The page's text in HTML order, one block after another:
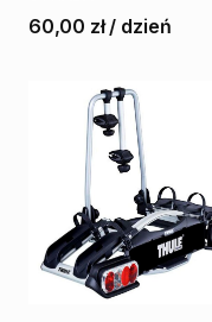
60,00 zł / dzień